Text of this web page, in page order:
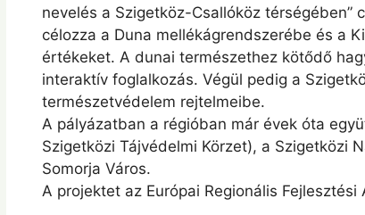
nevelés a Szigetköz-Csallóköz
célozza a Duna mellékágrendszerébe és a
értékeket. A dunai természethez kötődő
interaktív foglalkozás. Végül pedig a
természetvédelem rejtelmeibe.
A pályázatban a régióban már évek óta
Szigetközi Tájvédelmi Körzet), a Szigetközi
Somorja Város.
A projektet az Európai Regionális